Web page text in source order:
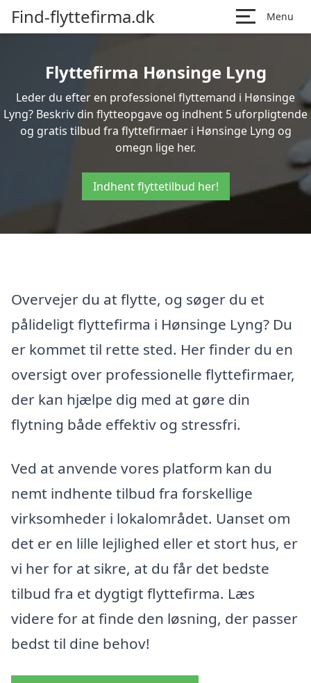
Find-flyttefirma.dk Menu
Flyttefirma Hønsinge Lyng
Leder du efter en professionel flyttemand i Hønsinge
Lyng? Beskriv din flytteopgave og indhent 5 uforpligtende
og gratis tilbud fra flyttefirmaer i Hønsinge Lyng og
omegn lige her.
Indhent flyttetilbud her!
Overvejer du at flytte, og søger du et
pålideligt flyttefirma i Hønsinge Lyng? Du
er kommet til rette sted. Her finder du en
oversigt over professionelle flyttefirmaer,
der kan hjælpe dig med at gøre din
flytning både effektiv og stressfri.
Ved at anvende vores platform kan du
nemt indhente tilbud fra forskellige
virksomheder i lokalområdet. Uanset om
det er en lille lejlighed eller et stort hus, er
vi her for at sikre, at du får det bedste
tilbud fra et dygtigt flyttefirma. Læs
videre for at finde den løsning, der passer
bedst til dine behov!